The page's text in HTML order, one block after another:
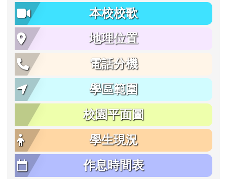
本校校歌
地理位置
電話分機
學區範圍
校園平面圖
學生現況
作息時間表